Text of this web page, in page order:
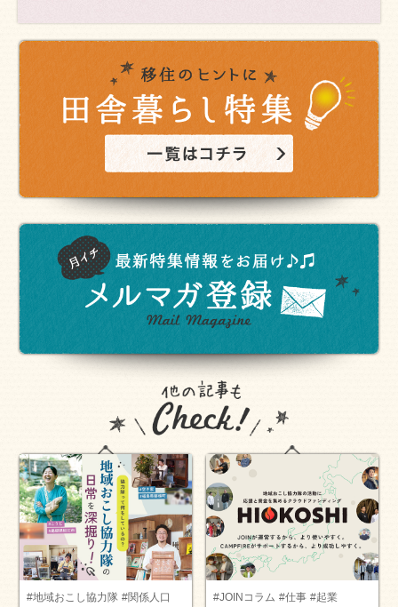
#地域おこし協力隊 #関係人口 #JOINコラム #仕事 #起業